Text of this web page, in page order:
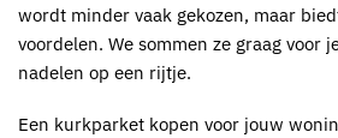
wordt minder vaak gekozen, maar
voordelen. We sommen ze graag voor
nadelen op een rijtje.
Een kurkparket kopen voor jouw